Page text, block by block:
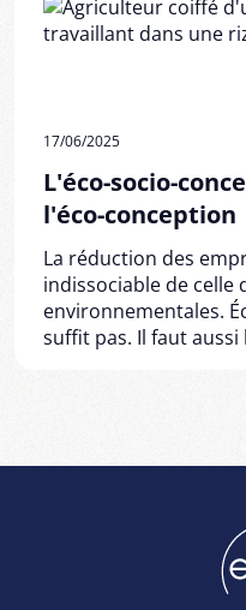
17/06/2025
L'éco-socio-
l'éco-conception
La réduction des
indissociable de celle
environnementales.
suffit pas. Il faut